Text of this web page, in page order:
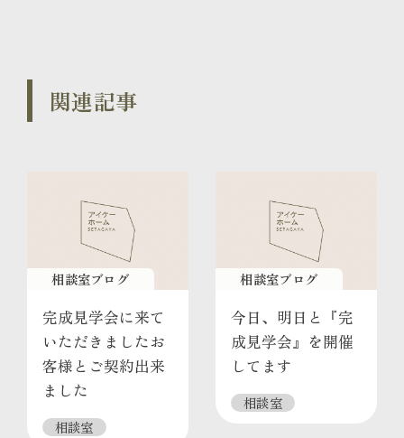
関連記事
相談室ブログ
完成見学会に来て
いただきましたお
客様とご契約出来
ました
相談室
相談室ブログ
今日、明日と『完
成見学会』を開催
してます
相談室